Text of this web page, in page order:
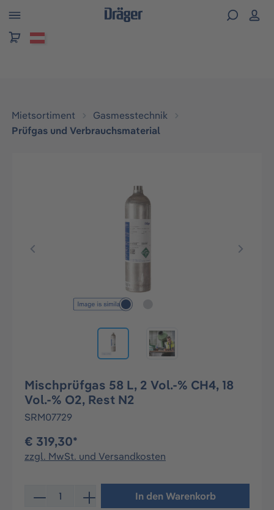
springen
Mietsortiment
Gasmesstechnik
Prüfgas und Verbrauchsmaterial
Bildergalerie überspringen
Mischprüfgas 58 L, 2 Vol.-% CH4, 18
Vol.-% O2, Rest N2
SRM07729
€ 319,30*
zzgl. MwSt. und Versandkosten
Produkt Anzahl: Gib den gewünschten Wert ein oder
In den Warenkorb